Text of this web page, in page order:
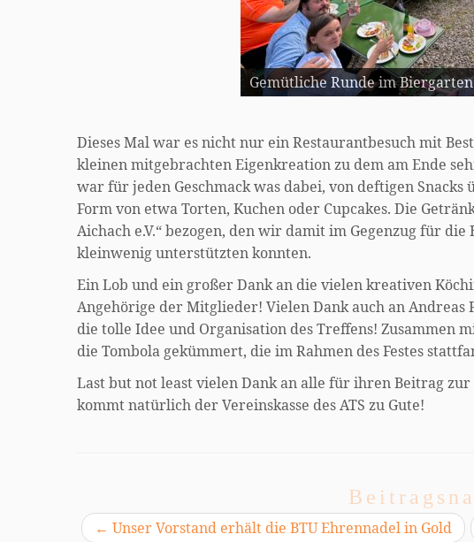
Gemütliche Runde im
Dieses Mal war es nicht nur ein Restaurantbesuch mit
kleinen mitgebrachten Eigenkreation zu dem am Ende
war für jeden Geschmack was dabei, von deftigen
Form von etwa Torten, Kuchen oder Cupcakes. Die
Aichach e.V.“ bezogen, den wir damit im Gegenzug für
kleinwenig unterstützten konnten.
Ein Lob und ein großer Dank an die vielen kreativen
Angehörige der Mitglieder! Vielen Dank auch an Andreas
die tolle Idee und Organisation des Treffens! Zusammen
die Tombola gekümmert, die im Rahmen des Festes
Last but not least vielen Dank an alle für ihren Beitrag
kommt natürlich der Vereinskasse des ATS zu Gute!
← Unser Vorstand erhält die BTU Ehrennadel in Gold